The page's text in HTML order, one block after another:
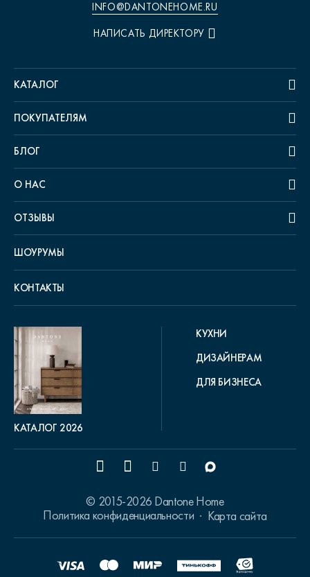
INFO@DANTONEHOME.RU
НАПИСАТЬ ДИРЕКТОРУ
КАТАЛОГ
ПОКУПАТЕЛЯМ
БЛОГ
О НАС
ОТЗЫВЫ
ШОУРУМЫ
КОНТАКТЫ
КАТАЛОГ 2026
КУХНИ
ДИЗАЙНЕРАМ
ДЛЯ БИЗНЕСА
© 2015-2026 Dantone Home
Политика конфиденциальности
Карта сайта